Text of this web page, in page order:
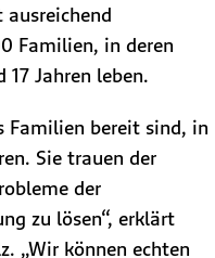
Familien, in deren
Jahren leben.
Familien bereit sind, in
Sie trauen der
der
zu lösen“, erklärt
„Wir können echten